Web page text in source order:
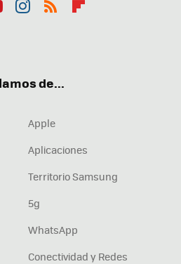
de...
Apple
Aplicaciones
Territorio Samsung
5g
WhatsApp
Conectividad y Redes